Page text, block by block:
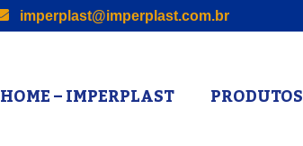
imperplast@imperplast.com.br
HOME – IMPERPLAST PRODUTOS